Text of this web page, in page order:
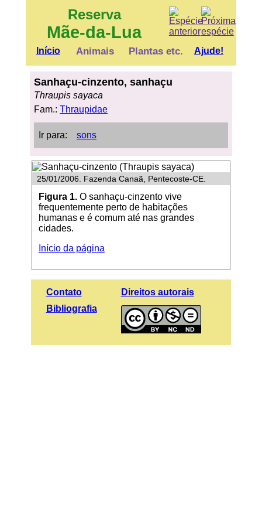
Reserva
Mãe-da-Lua
Início Animais Plantas etc. Ajude!
Sanhaçu-cinzento, sanhaçu
Thraupis sayaca
Fam.:Thraupidae
Ir para:sons
25/01/2006. Fazenda Canaã, Pentecoste-CE.
Figura 1.O sanhaçu-cinzento vive
frequentemente perto de habitações
humanas e é comum até nas grandes
cidades.
Início da página
Contato
Bibliografia
Direitos autorais